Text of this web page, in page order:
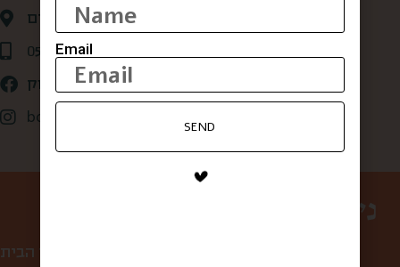
אגריפס 28 ,ירושלים
0507875684
קופסא מהשוק
box_from_jerusalem
ניווט באתר
עמוד הבית
Email
SEND